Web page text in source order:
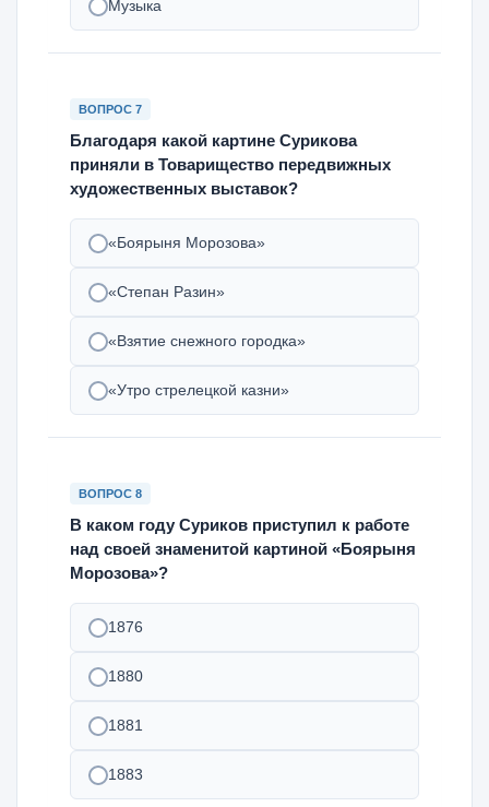
Музыка
ВОПРОС 7
Благодаря какой картине Сурикова
приняли в Товарищество передвижных
художественных выставок?
«Боярыня Морозова»
«Степан Разин»
«Взятие снежного городка»
«Утро стрелецкой казни»
ВОПРОС 8
В каком году Суриков приступил к работе
над своей знаменитой картиной «Боярыня
Морозова»?
1876
1880
1881
1883